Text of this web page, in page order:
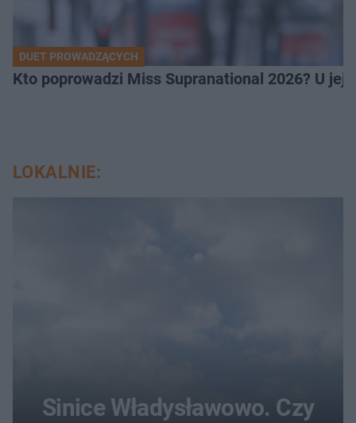
DUET PROWADZĄCYCH
Kto poprowadzi Miss Supranational 2026? U jej
LOKALNIE:
Sinice Władysławowo. Czy